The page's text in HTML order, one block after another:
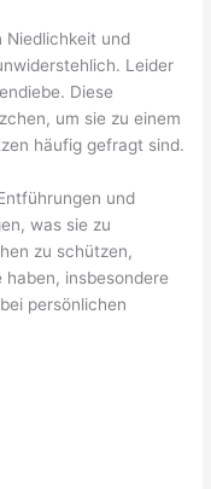
Niedlichkeit und
Leider
Diese
um sie zu einem
häufig gefragt sind.
und
was sie zu
zu schützen,
insbesondere
persönlichen